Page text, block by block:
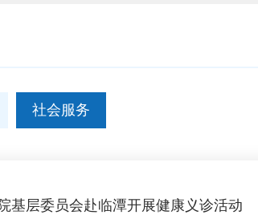
社会服务
基层委员会赴临潭开展健康义诊活动